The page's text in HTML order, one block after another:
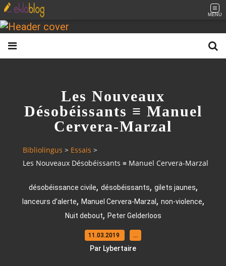
MENU
Les Nouveaux
Désobéissants ≡ Manuel
Cervera-Marzal
Bibliolingus > Essais >
Les Nouveaux Désobéissants ≡ Manuel Cervera-Marzal
désobéissance civile, désobéissants, gilets jaunes,
lanceurs d’alerte, Manuel Cervera-Marzal , non-violence,
Nuit debout, Peter Gelderloos
11.03.2019 …
Par Lybertaire